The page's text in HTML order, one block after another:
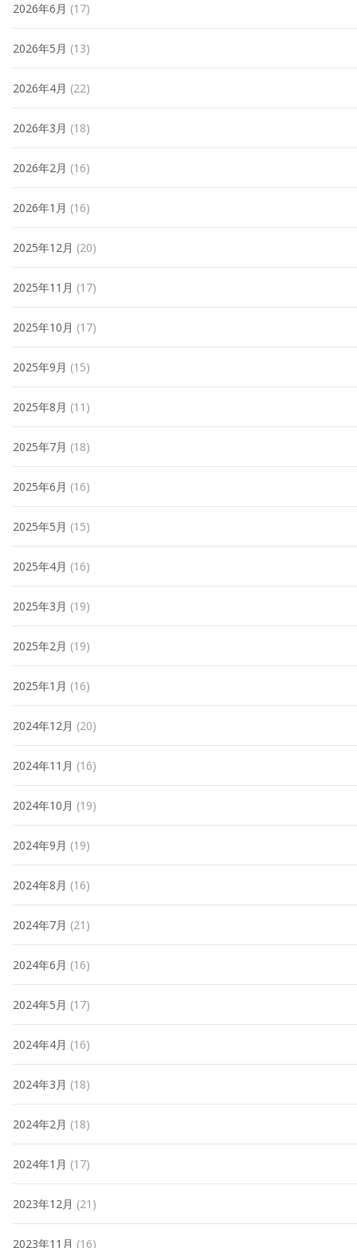
2026年6月 (17)
2026年5月 (13)
2026年4月 (22)
2026年3月 (18)
2026年2月 (16)
2026年1月 (16)
2025年12月 (20)
2025年11月 (17)
2025年10月 (17)
2025年9月 (15)
2025年8月 (11)
2025年7月 (18)
2025年6月 (16)
2025年5月 (15)
2025年4月 (16)
2025年3月 (19)
2025年2月 (19)
2025年1月 (16)
2024年12月 (20)
2024年11月 (16)
2024年10月 (19)
2024年9月 (19)
2024年8月 (16)
2024年7月 (21)
2024年6月 (16)
2024年5月 (17)
2024年4月 (16)
2024年3月 (18)
2024年2月 (18)
2024年1月 (17)
2023年12月 (21)
2023年11月 (16)